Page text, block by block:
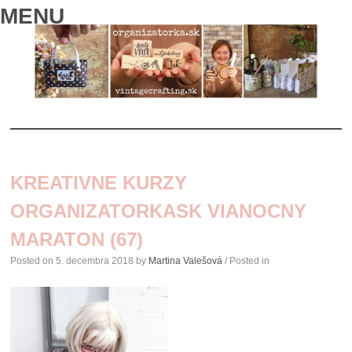
MENU
CONTENT
KREATIVNE KURZY
ORGANIZATORKASK VIANOCNY
MARATON (67)
Posted on5. decembra 2018 by Martina Valešová / Posted in